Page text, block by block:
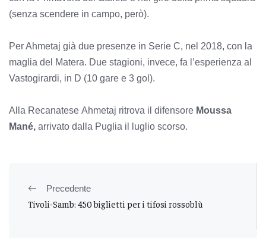
(senza scendere in campo, però).
Per Ahmetaj già due presenze in Serie C, nel 2018, con la
maglia del Matera. Due stagioni, invece, fa l’esperienza al
Vastogirardi, in D (10 gare e 3 gol).
Alla Recanatese Ahmetaj ritrova il difensore Moussa
Mané, arrivato dalla Puglia il luglio scorso.
Precedente
Tivoli-Samb: 450 biglietti per i tifosi rossoblù